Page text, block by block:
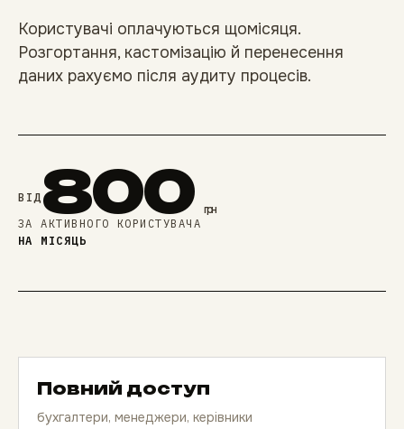
Користувачі оплачуються щомісяця.
Розгортання, кастомізацію й перенесення
даних рахуємо після аудиту процесів.
ВІД800 грн
ЗА АКТИВНОГО КОРИСТУВАЧА
НА МІСЯЦЬ
Повний доступ
бухгалтери, менеджери, керівники